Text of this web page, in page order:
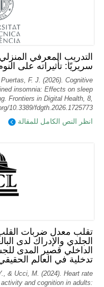
التدريب المعرفي
سريريًا: تأثيراته على
F. J. (2026). Cognitive
insomnia: Effects on sleep
Frontiers in Digital Health, 8,
10.3389/fdgth.2026.1725773
انظر النص الكامل للمقالة
تقلب معدل ضربات
الجلدي والإدراك لدى
تدخلية في العالم
& Ucci, M. (2024). Heart rate
and cognition in adults: